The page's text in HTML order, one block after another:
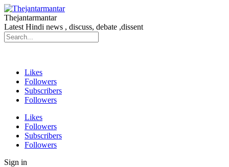
Thejantarmantar
Latest Hindi news , discuss, debate ,dissent
Likes
Followers
Subscribers
Followers
Likes
Followers
Subscribers
Followers
Sign in